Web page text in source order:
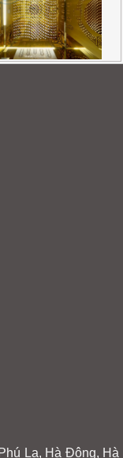
La, Hà Đông, Hà